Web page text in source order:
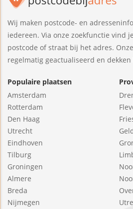
Wij maken postcode- en
iedereen. Via onze zoekfunctie vind
postcode of straat bij het adres.
regelmatig geactualiseerd en
Populaire plaatsen
Amsterdam
Rotterdam
Den Haag
Utrecht
Eindhoven
Tilburg
Groningen
Almere
Breda
Nijmegen